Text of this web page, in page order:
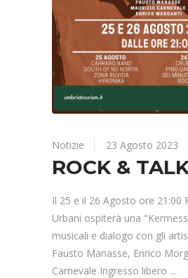
Notizie 23 Agosto 2023
ROCK &
Il 25 e il 26 Agosto ore 21:00
Urbani ospiterà una
musicali e dialogo con gli
Fausto Manasse, Enrico
Carnevale Ingresso libero